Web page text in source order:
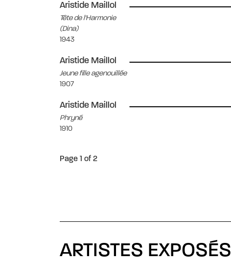
Aristide Maillol
Tête de l'Harmonie
(Dina)
1943
Aristide Maillol
Jeune fille agenouillée
1907
Aristide Maillol
Phryné
1910
Page 1 of 2
ARTISTES EXPOSÉS